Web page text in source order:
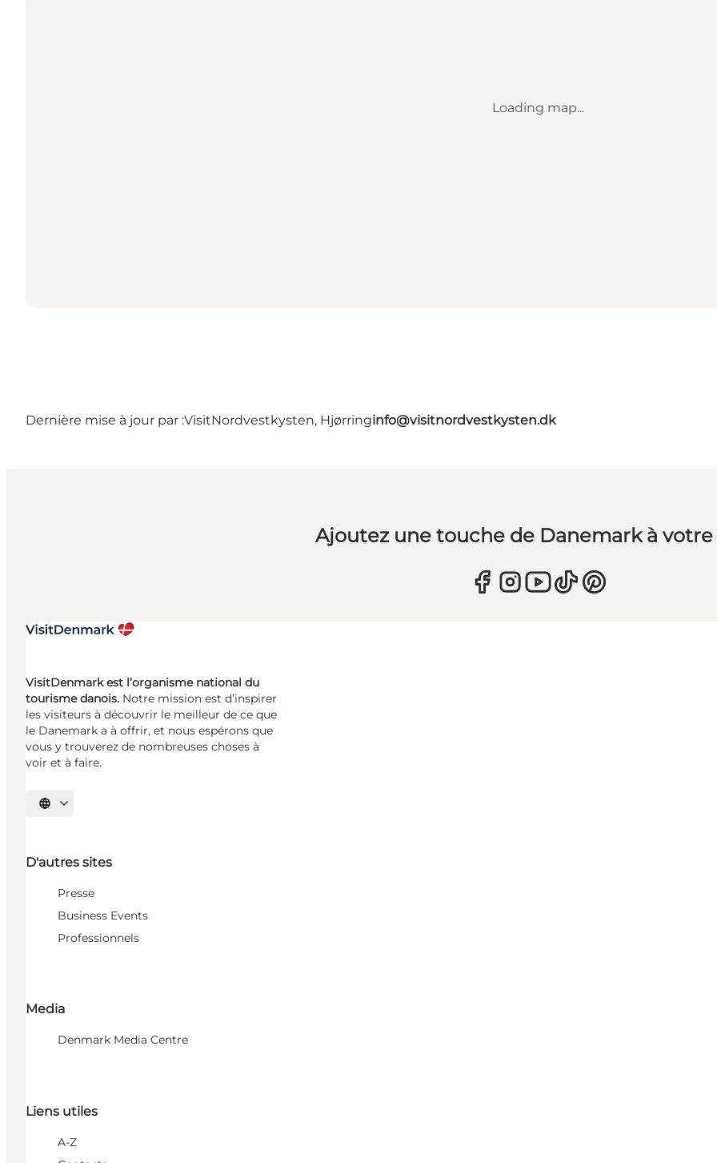
Loading map...
Dernière mise à jour par :VisitNordvestkysten, Hjørringinfo@visitnordvestkysten.dk
Ajoutez une touche de Danemark à
VisitDenmark est l’organisme national du
tourisme danois. Notre mission est d’inspirer
les visiteurs à découvrir le meilleur de ce que
le Danemark a à offrir, et nous espérons que
vous y trouverez de nombreuses choses à
voir et à faire.
Choisissez la langue
D'autres sites
Presse
Business Events
Professionnels
Media
Denmark Media Centre
Liens utiles
A-Z